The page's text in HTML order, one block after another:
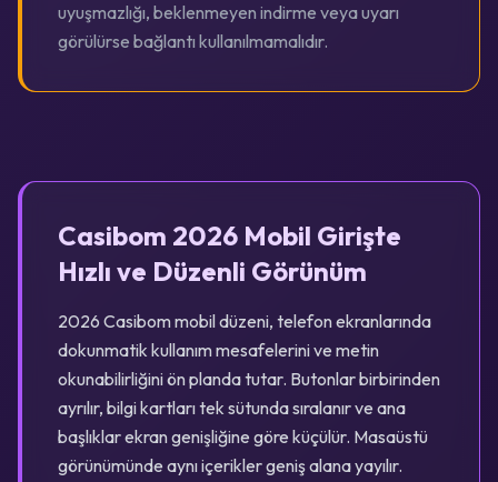
uyuşmazlığı, beklenmeyen indirme veya uyarı
görülürse bağlantı kullanılmamalıdır.
Casibom 2026 Mobil Girişte
Hızlı ve Düzenli Görünüm
2026 Casibom mobil düzeni, telefon ekranlarında
dokunmatik kullanım mesafelerini ve metin
okunabilirliğini ön planda tutar. Butonlar birbirinden
ayrılır, bilgi kartları tek sütunda sıralanır ve ana
başlıklar ekran genişliğine göre küçülür. Masaüstü
görünümünde aynı içerikler geniş alana yayılır.